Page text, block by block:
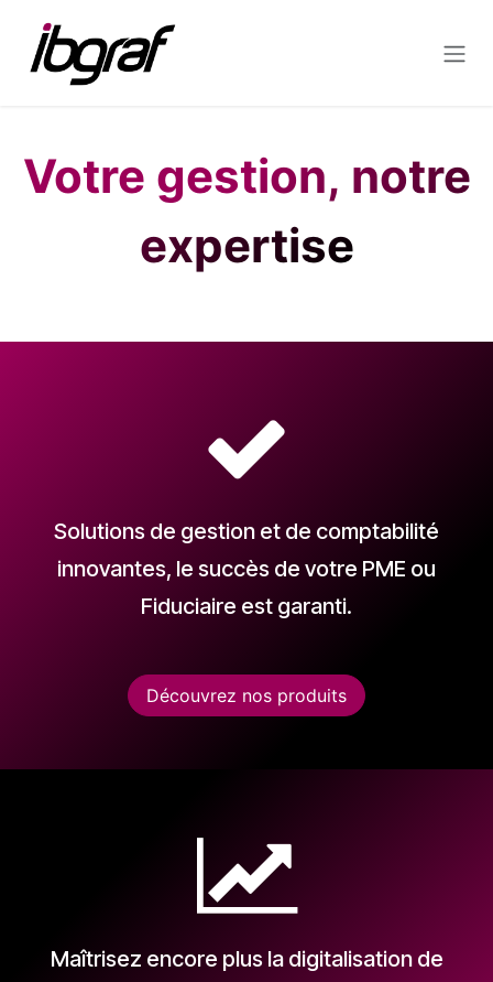
Votre gestion, notre
expertise
Solutions de gestion et de comptabilité
innovantes, le succès de votre PME ou
Fiduciaire est garanti.
Découvrez nos produits
Maîtrisez encore plus la digitalisation de